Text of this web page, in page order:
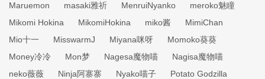
Maruemon
masaki雅祈 MenruiNyanko
meroko魅瞳
Mikomi Hokina
MikomiHokina miko酱
MimiChan
Mio十一
MisswarmJ Miyana咪呀
Momoko葵葵
Money冷冷
Mon梦 Nagesa魔物喵
Nagisa魔物喵
neko薇薇
Ninja阿寨寨 Nyako喵子
Potato Godzilla